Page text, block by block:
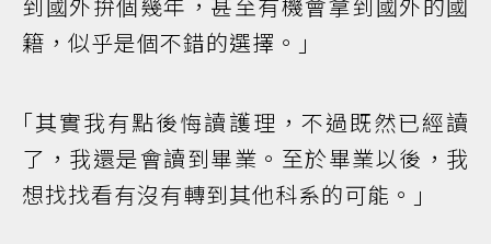
籍，似乎是個不錯的選擇。｣
｢其實我有點後悔讀護理，不過既然已經讀
了，我還是會讀到畢業。至於畢業以後，我
想找找看有沒有轉到其他科系的可能。｣